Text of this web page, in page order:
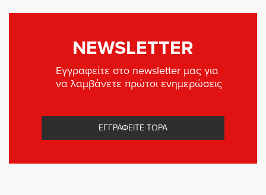
NEWSLETTER
Εγγραφείτε στο newsletter μας για
να λαμβάνετε πρώτοι ενημερώσεις
ΕΓΓΡΑΦΕΙΤΕ ΤΩΡΑ